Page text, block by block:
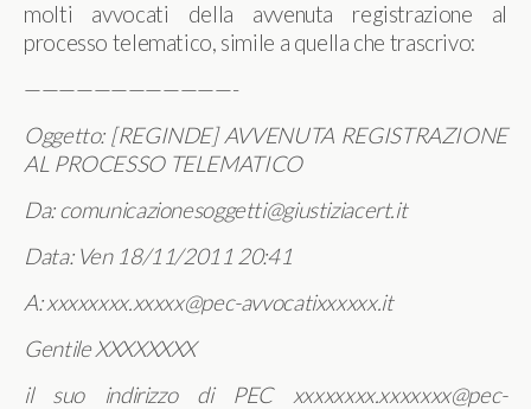
molti avvocati della avvenuta registrazione al
processo telematico, simile a quella che trascrivo:
————————————-
Oggetto: [REGINDE] AVVENUTA REGISTRAZIONE
AL PROCESSO TELEMATICO
Da: comunicazionesoggetti@giustiziacert.it
Data: Ven 18/11/2011 20:41
A: xxxxxxxx.xxxxx@pec-avvocatixxxxxx.it
Gentile XXXXXXXX
il suo indirizzo di PEC xxxxxxxx.xxxxxxx@pec-